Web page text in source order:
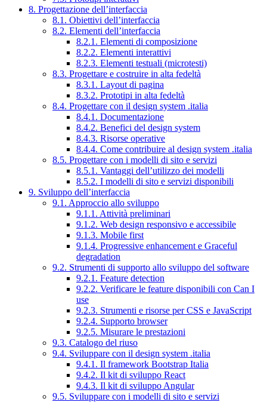
8. Progettazione dell’interfaccia
8.1. Obiettivi dell’interfaccia
8.2. Elementi dell’interfaccia
8.2.1. Elementi di composizione
8.2.2. Elementi interattivi
8.2.3. Elementi testuali (microtesti)
8.3. Progettare e costruire in alta fedeltà
8.3.1. Layout di pagina
8.3.2. Prototipi in alta fedeltà
8.4. Progettare con il design system .italia
8.4.1. Documentazione
8.4.2. Benefici del design system
8.4.3. Risorse operative
8.4.4. Come contribuire al design system .italia
8.5. Progettare con i modelli di sito e servizi
8.5.1. Vantaggi dell’utilizzo dei modelli
8.5.2. I modelli di sito e servizi disponibili
9. Sviluppo dell’interfaccia
9.1. Approccio allo sviluppo
9.1.1. Attività preliminari
9.1.2. Web design responsivo e accessibile
9.1.3. Mobile first
9.1.4. Progressive enhancement e Graceful
degradation
9.2. Strumenti di supporto allo sviluppo del software
9.2.1. Feature detection
9.2.2. Verificare le feature disponibili con Can I
use
9.2.3. Strumenti e risorse per CSS e JavaScript
9.2.4. Supporto browser
9.2.5. Misurare le prestazioni
9.3. Catalogo del riuso
9.4. Sviluppare con il design system .italia
9.4.1. Il framework Bootstrap Italia
9.4.2. Il kit di sviluppo React
9.4.3. Il kit di sviluppo Angular
9.5. Sviluppare con i modelli di sito e servizi